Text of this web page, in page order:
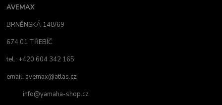
AVEMAX
BRNĚNSKÁ 148/69
674 01 TŘEBÍČ
tel.: +420 604 342 165
email: avemax@atlas.cz
info@yamaha-shop.cz